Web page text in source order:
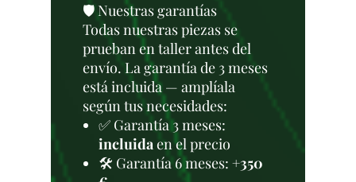
🛡️ Nuestras garantías
Todas nuestras piezas se
prueban en taller antes del
envío. La garantía de 3 meses
está incluida — amplíala
según tus necesidades:
✅ Garantía 3 meses:
incluidaen el precio
🛠️ Garantía 6 meses: +350